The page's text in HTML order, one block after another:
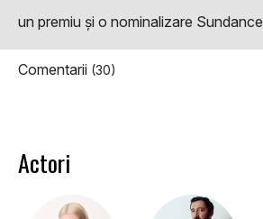
un premiu şi o nominalizare Sundance
Comentarii (30)
Actori